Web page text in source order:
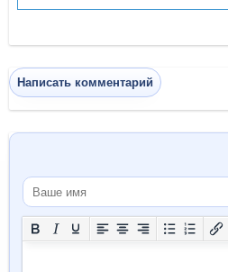
Написать комментарий